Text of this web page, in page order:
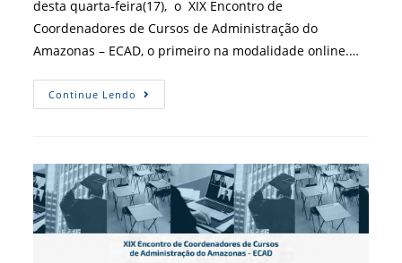
desta quarta-feira(17), o XIX Encontro de
Coordenadores de Cursos de Administração do
Amazonas – ECAD, o primeiro na modalidade online.…
Continue Lendo Presidente
Do
Do
Primeiro
ECAD
On
Line